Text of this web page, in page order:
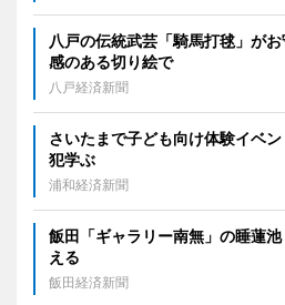
八戸の伝統武芸「騎馬打毬」が
感のある切り絵で
八戸経済新聞
さいたまで子ども向け体験イベ
犯学ぶ
浦和経済新聞
飯田「ギャラリー南無」の睡蓮
える
飯田経済新聞